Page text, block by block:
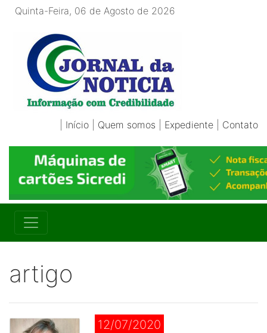
Quinta-Feira, 06 de Agosto de 2026
Início Quem somos Expediente Contato
artigo
12/07/2020